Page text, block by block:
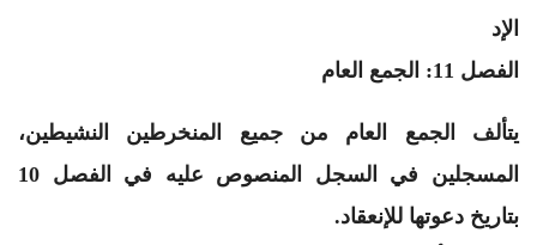
الإد
الفصل 11: الجمع العام
يتألف الجمع العام من جميع المنخرطين النشيطين،
المسجلين في السجل المنصوص عليه في الفصل 10
بتاريخ دعوتها للإنعقاد.